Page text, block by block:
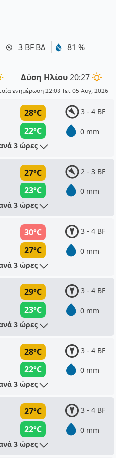
3 BF ΒΔ 81 %
Δύση Ηλίου20:27
ενημέρωση 22:08 Τετ 05 Αυγ, 2026
28°C
22°C
3 - 4 BF
0 mm
3 ώρες
27°C
23°C
2 - 3 BF
0 mm
3 ώρες
30°C
27°C
3 - 4 BF
0 mm
3 ώρες
29°C
23°C
3 - 4 BF
0 mm
3 ώρες
28°C
22°C
3 - 4 BF
0 mm
3 ώρες
27°C
22°C
3 - 4 BF
0 mm
3 ώρες